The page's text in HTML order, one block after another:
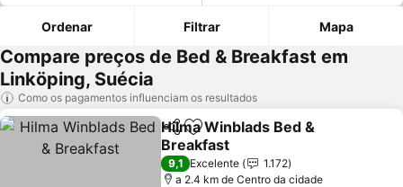
Ordenar Filtrar Mapa
Compare preços de Bed & Breakfast em
Linköping, Suécia
Como os pagamentos influenciam os resultados
PartilharAdicionar aos favoritos
Hilma Winblads Bed &
Breakfast
Ver preços
9,1 Excelente
1.172
a 2.4 km de Centro da cidade